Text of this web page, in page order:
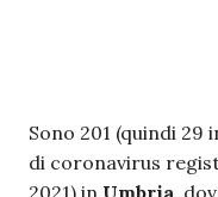
Sono 201 (quindi
di coronavirus
2021) in Umbria,